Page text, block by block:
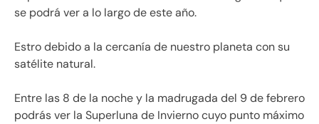
se podrá ver a lo largo de este año.
Estro debido a la cercanía de nuestro planeta con su
satélite natural.
Entre las 8 de la noche y la madrugada del 9 de febrero
podrás ver la Superluna de Invierno cuyo punto máximo